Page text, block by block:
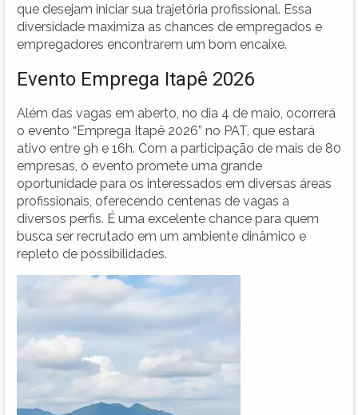
que desejam iniciar sua trajetória profissional. Essa
diversidade maximiza as chances de empregados e
empregadores encontrarem um bom encaixe.
Evento Emprega Itapê 2026
Além das vagas em aberto, no dia 4 de maio, ocorrerá
o evento “Emprega Itapê 2026” no PAT, que estará
ativo entre 9h e 16h. Com a participação de mais de 80
empresas, o evento promete uma grande
oportunidade para os interessados em diversas áreas
profissionais, oferecendo centenas de vagas a
diversos perfis. É uma excelente chance para quem
busca ser recrutado em um ambiente dinâmico e
repleto de possibilidades.